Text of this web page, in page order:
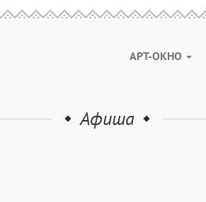
АРТ-ОКНО
Афиша